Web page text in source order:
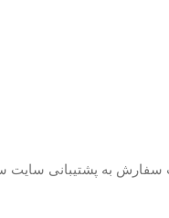
به پشتیبانی سایت